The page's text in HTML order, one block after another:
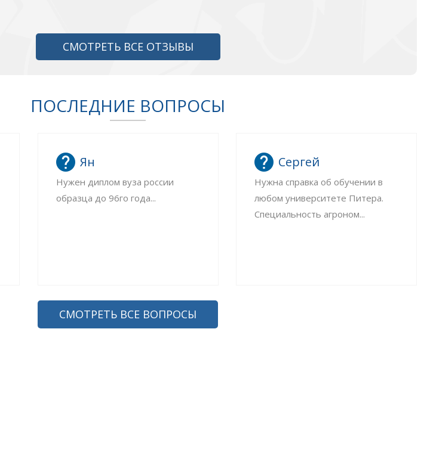
СМОТРЕТЬ ВСЕ ОТЗЫВЫ
ПОСЛЕДНИЕ ВОПРОСЫ
Ян
Нужен диплом вуза россии
образца до 96го года...
Сергей
Нужна справка об обучении в
любом университете Питера.
Специальность агроном...
СМОТРЕТЬ ВСЕ ВОПРОСЫ